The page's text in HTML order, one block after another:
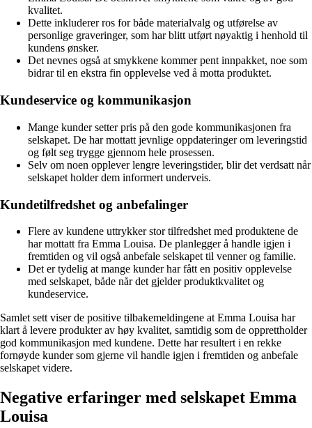
kvalitet.
Dette inkluderer ros for både materialvalg og utførelse av
personlige graveringer, som har blitt utført nøyaktig i henhold til
kundens ønsker.
Det nevnes også at smykkene kommer pent innpakket, noe som
bidrar til en ekstra fin opplevelse ved å motta produktet.
Kundeservice og kommunikasjon
Mange kunder setter pris på den gode kommunikasjonen fra
selskapet. De har mottatt jevnlige oppdateringer om leveringstid
og følt seg trygge gjennom hele prosessen.
Selv om noen opplever lengre leveringstider, blir det verdsatt når
selskapet holder dem informert underveis.
Kundetilfredshet og anbefalinger
Flere av kundene uttrykker stor tilfredshet med produktene de
har mottatt fra Emma Louisa. De planlegger å handle igjen i
fremtiden og vil også anbefale selskapet til venner og familie.
Det er tydelig at mange kunder har fått en positiv opplevelse
med selskapet, både når det gjelder produktkvalitet og
kundeservice.
Samlet sett viser de positive tilbakemeldingene at Emma Louisa har
klart å levere produkter av høy kvalitet, samtidig som de opprettholder
god kommunikasjon med kundene. Dette har resultert i en rekke
fornøyde kunder som gjerne vil handle igjen i fremtiden og anbefale
selskapet videre.
Negative erfaringer med selskapet Emma
Louisa